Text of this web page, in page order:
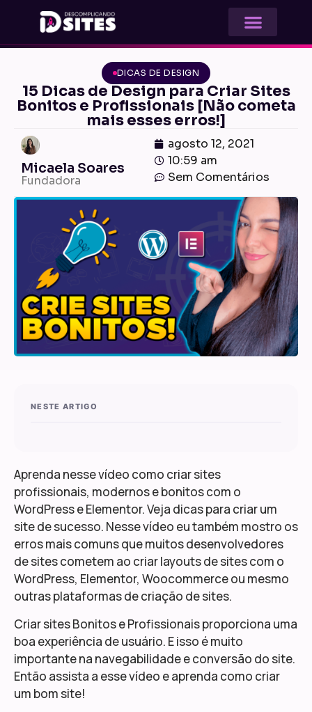
DICAS DE DESIGN
15 Dicas de Design para Criar Sites
Bonitos e Profissionais [Não cometa
mais esses erros!]
Micaela Soares
Fundadora
agosto 12, 2021
10:59 am
Sem Comentários
NESTE ARTIGO
Aprenda nesse vídeo como criar sites
profissionais, modernos e bonitos com o
WordPress e Elementor. Veja dicas para criar um
site de sucesso. Nesse vídeo eu também mostro os
erros mais comuns que muitos desenvolvedores
de sites cometem ao criar layouts de sites com o
WordPress, Elementor, Woocommerce ou mesmo
outras plataformas de criação de sites.
Criar sites Bonitos e Profissionais proporciona uma
boa experiência de usuário. E isso é muito
importante na navegabilidade e conversão do site.
Então assista a esse vídeo e aprenda como criar
um bom site!